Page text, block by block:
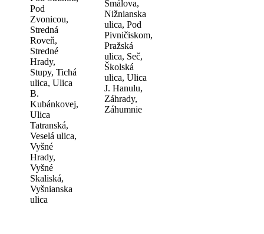
Pod
Zvonicou,
Stredná
Roveň,
Stredné
Hrady,
Stupy, Tichá
ulica, Ulica
B.
Kubánkovej,
Ulica
Tatranská,
Veselá ulica,
Vyšné
Hrady,
Vyšné
Skaliská,
Vyšnianska
ulica
Šmálova,
Nižnianska
ulica, Pod
Pivničiskom,
Pražská
ulica, Seč,
Školská
ulica, Ulica
J. Hanulu,
Záhrady,
Záhumnie